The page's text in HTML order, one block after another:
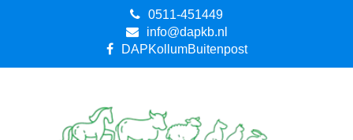
0511-451449
info@dapkb.nl
DAPKollumBuitenpost